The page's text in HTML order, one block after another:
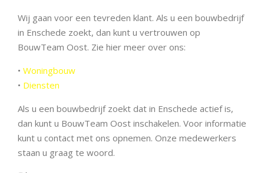
Wij gaan voor een tevreden klant. Als u een bouwbedrijf
in Enschede zoekt, dan kunt u vertrouwen op
BouwTeam Oost. Zie hier meer over ons:
• Woningbouw
• Diensten
Als u een bouwbedrijf zoekt dat in Enschede actief is,
dan kunt u BouwTeam Oost inschakelen. Voor informatie
kunt u contact met ons opnemen. Onze medewerkers
staan u graag te woord.